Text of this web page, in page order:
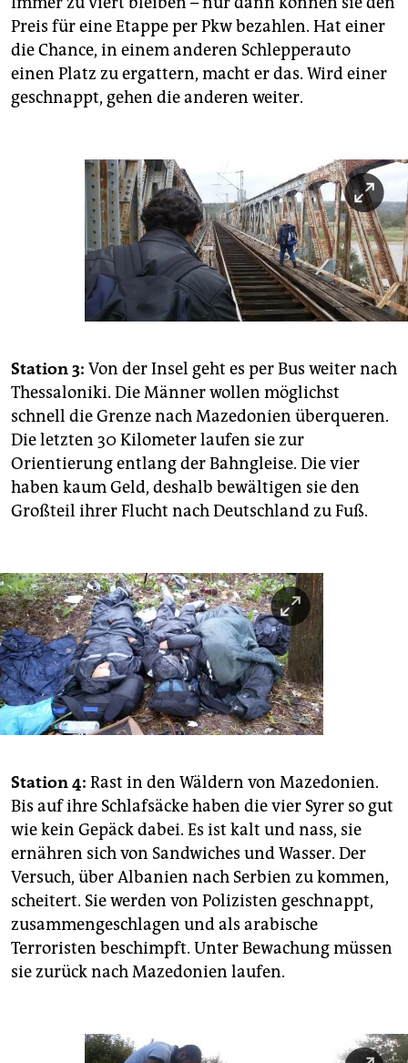
Preis für eine Etappe per Pkw bezahlen. Hat einer
die Chance, in einem anderen Schlepperauto
einen Platz zu ergattern, macht er das. Wird einer
geschnappt, gehen die anderen weiter.
Station 3: Von der Insel geht es per Bus weiter nach
Thessaloniki. Die Männer wollen möglichst
schnell die Grenze nach Mazedonien überqueren.
Die letzten 30 Kilometer laufen sie zur
Orientierung entlang der Bahngleise. Die vier
haben kaum Geld, deshalb bewältigen sie den
Großteil ihrer Flucht nach Deutschland zu Fuß.
Station 4: Rast in den Wäldern von Mazedonien.
Bis auf ihre Schlafsäcke haben die vier Syrer so gut
wie kein Gepäck dabei. Es ist kalt und nass, sie
ernähren sich von Sandwiches und Wasser. Der
Versuch, über Albanien nach Serbien zu kommen,
scheitert. Sie werden von Polizisten geschnappt,
zusammengeschlagen und als arabische
Terroristen beschimpft. Unter Bewachung müssen
sie zurück nach Mazedonien laufen.